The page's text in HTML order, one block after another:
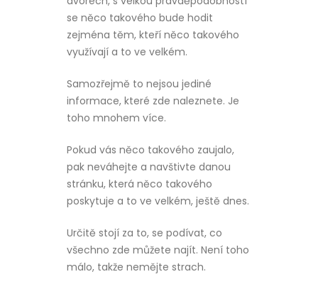
se něco takového bude hodit
zejména těm, kteří něco takového
využívají a to ve velkém.
Samozřejmě to nejsou jediné
informace, které zde naleznete. Je
toho mnohem více.
Pokud vás něco takového zaujalo,
pak neváhejte a navštivte danou
stránku, která něco takového
poskytuje a to ve velkém, ještě dnes.
Určitě stojí za to, se podívat, co
všechno zde můžete najít. Není toho
málo, takže nemějte strach.